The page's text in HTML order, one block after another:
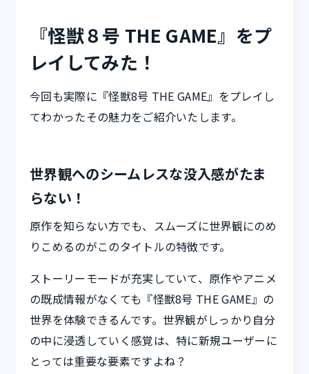
『怪獣８号 THE GAME』をプ
レイしてみた！
今回も実際に『怪獣8号 THE GAME』をプレイし
てわかったその魅力をご紹介いたします。
世界観へのシームレスな没入感がたま
らない！
原作を知らない方でも、スムーズに世界観にのめ
りこめるのがこのタイトルの特徴です。
ストーリーモードが充実していて、原作やアニメ
の既成情報がなくても『怪獣8号 THE GAME』の
世界を体験できるんです。世界観がしっかり自分
の中に浸透していく感覚は、特に新規ユーザーに
とっては重要な要素ですよね？